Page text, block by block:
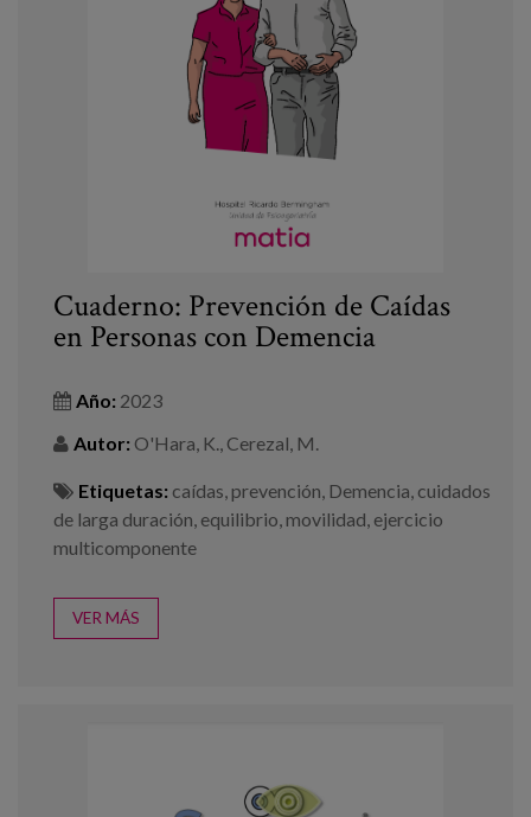
Cuaderno: Prevención de Caídas
en Personas con Demencia
Año: 2023
Autor: O'Hara, K., Cerezal, M.
Etiquetas: caídas prevención Demencia cuidados
de larga duración equilibrio movilidad ejercicio
multicomponente
VER MÁS